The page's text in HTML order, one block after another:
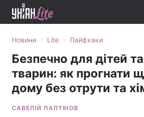
Новини › Lite › Лайфхаки
Безпечно для дітей
тварин: як прогнати
дому без отрути та
САВЕЛІЙ ЛАПТІНОВ